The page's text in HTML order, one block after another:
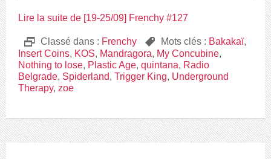
Lire la suite de [19-25/09] Frenchy #127
D Classé dans : Frenchy , Mots clés : Bakakaï,
Insert Coins, KOS, Mandragora, My Concubine,
Nothing to lose, Plastic Age, quintana, Radio
Belgrade, Spiderland, Trigger King, Underground
Therapy, zoe